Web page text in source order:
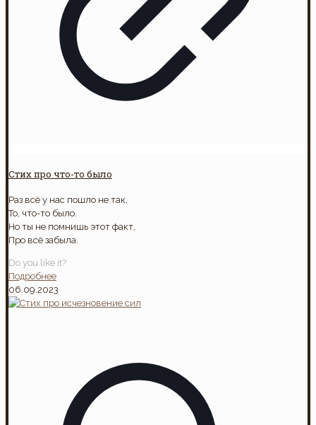
Стих про что-то было
Раз всё у нас пошло не так,
То, что-то было.
Но ты не помнишь этот факт,
Про всё забыла.
Do you like it?
Подробнее
06.09.2023